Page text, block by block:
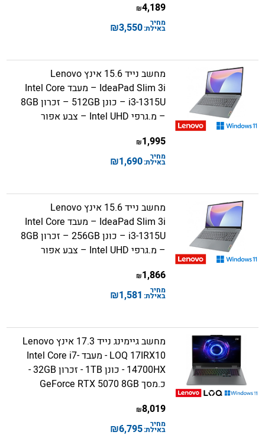
4,189
₪
מחיר
באילת:3,550
₪
מחשב נייד 15.6 אינץ Lenovo
IdeaPad Slim 3i – מעבד Intel Core
i3-1315U – כונן 512GB – זכרון 8GB
– מ.גרפי Intel UHD – צבע אפור
1,995
₪
מחיר
באילת:1,690
₪
מחשב נייד 15.6 אינץ Lenovo
IdeaPad Slim 3i – מעבד Intel Core
i3-1315U – כונן 256GB – זכרון 8GB
– מ.גרפי Intel UHD – צבע אפור
1,866
₪
מחיר
באילת: 1,581
₪
מחשב גיימינג נייד 17.3 אינץ Lenovo
LOQ 17IRX10 - מעבד Intel Core i7-
14700HX - כונן 1TB - זכרון 32GB -
כ.מסך GeForce RTX 5070 8GB
8,019
₪
מחיר
באילת:6,795
₪